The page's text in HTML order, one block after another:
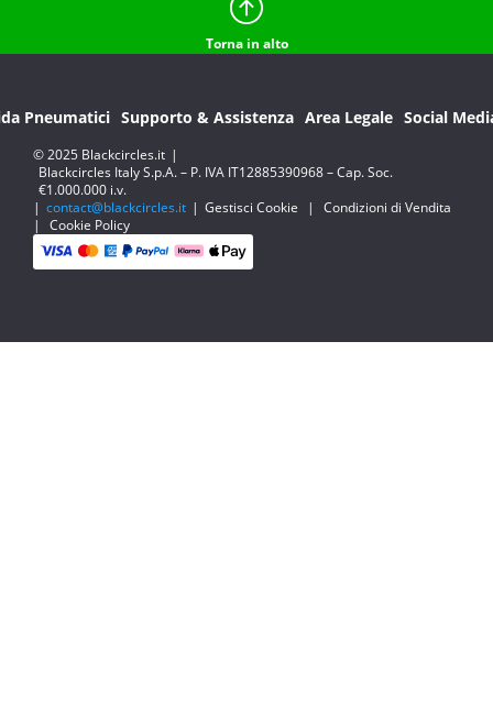
Torna in alto
Pneumatici Supporto & Assistenza Area Legale Social
© 2025 Blackcircles.it |
Blackcircles Italy S.p.A. – P. IVA IT12885390968 – Cap. Soc.
€1.000.000 i.v.
| contact@blackcircles.it | Gestisci Cookie |
Condizioni di Vendita
|
Cookie Policy